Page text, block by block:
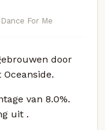
Dance For Me
door
Oceanside.
van 8.0%.
uit .